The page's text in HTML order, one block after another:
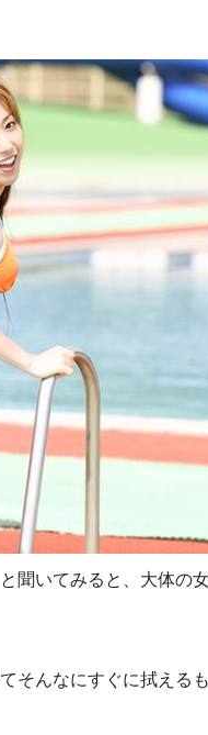
聞いてみると、大体の
そんなにすぐに拭える